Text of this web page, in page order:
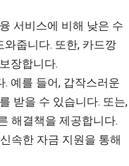
서비스에 비해 낮은 수
줍니다. 또한, 카드깡
장합니다.
예를 들어, 갑작스러운
받을 수 있습니다. 또는,
해결책을 제공합니다.
속한 자금 지원을 통해